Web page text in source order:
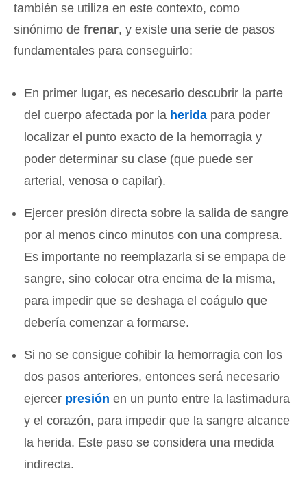
también se utiliza en este contexto, como
sinónimo de frenar, y existe una serie de pasos
fundamentales para conseguirlo:
En primer lugar, es necesario descubrir la parte
del cuerpo afectada por la herida para poder
localizar el punto exacto de la hemorragia y
poder determinar su clase (que puede ser
arterial, venosa o capilar).
Ejercer presión directa sobre la salida de sangre
por al menos cinco minutos con una compresa.
Es importante no reemplazarla si se empapa de
sangre, sino colocar otra encima de la misma,
para impedir que se deshaga el coágulo que
debería comenzar a formarse.
Si no se consigue cohibir la hemorragia con los
dos pasos anteriores, entonces será necesario
ejercer presión en un punto entre la lastimadura
y el corazón, para impedir que la sangre alcance
la herida. Este paso se considera una medida
indirecta.